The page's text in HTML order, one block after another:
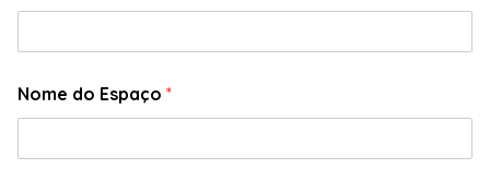
Nome do Espaço *